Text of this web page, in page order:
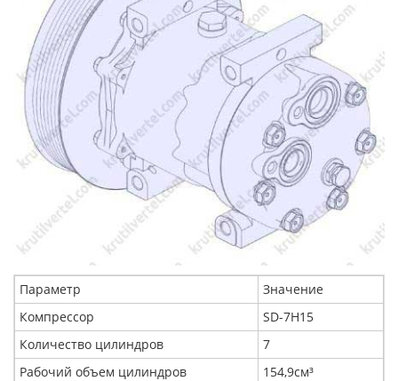
Параметр
Значение
Компрессор
SD-7H15
Количество цилиндров
7
Рабочий объем цилиндров
154,9см³